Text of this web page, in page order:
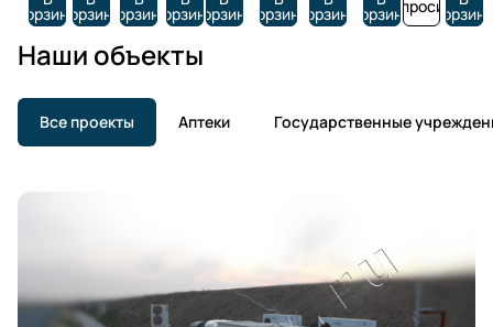
корзинукорзину корзинукорзинукорзину корзину корзину корзину
Запроситькорзину
Наши объекты
Все проекты Аптеки Государственные